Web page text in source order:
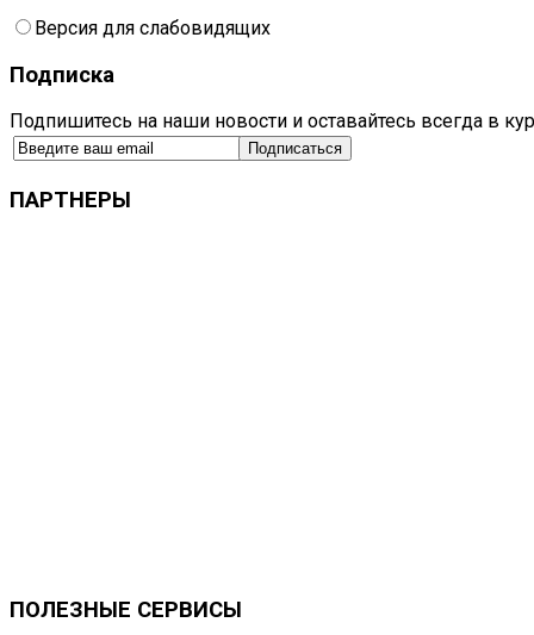
Версия для слабовидящих
Подписка
Подпишитесь на наши новости и оставайтесь всегда в
ПАРТНЕРЫ
ПОЛЕЗНЫЕ СЕРВИСЫ